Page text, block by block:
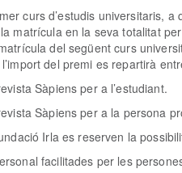
curs d’estudis universitaris,
matrícula en la seva totalitat
del següent curs
del premi es repartirà
Sàpiens per a l’estudiant.
Sàpiens per a la persona
Irla es reserven la
facilitades per les